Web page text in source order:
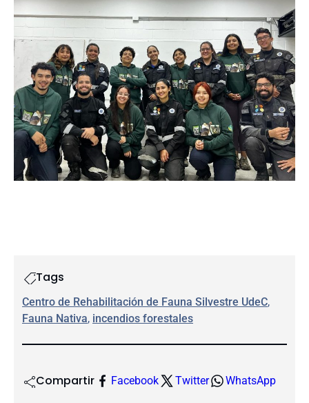
Tags
Centro de Rehabilitación de Fauna Silvestre UdeC
Fauna Nativa, incendios forestales
Compartir Facebook Twitter WhatsApp